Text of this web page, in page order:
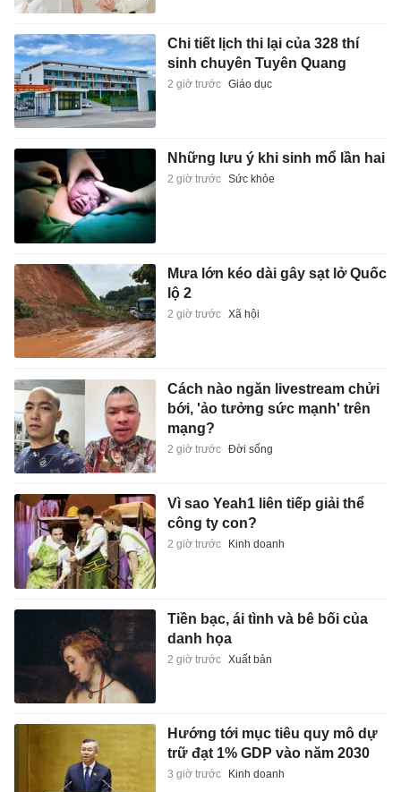
Chi tiết lịch thi lại của 328 thí
sinh chuyên Tuyên Quang
2 giờ trước Giáo dục
Những lưu ý khi sinh mổ lần hai
2 giờ trước Sức khỏe
Mưa lớn kéo dài gây sạt lở Quốc
lộ 2
2 giờ trước Xã hội
Cách nào ngăn livestream chửi
bới, 'ảo tưởng sức mạnh' trên
mạng?
2 giờ trước Đời sống
Vì sao Yeah1 liên tiếp giải thể
công ty con?
2 giờ trước Kinh doanh
Tiền bạc, ái tình và bê bối của
danh họa
2 giờ trước Xuất bản
Hướng tới mục tiêu quy mô dự
trữ đạt 1% GDP vào năm 2030
3 giờ trước Kinh doanh